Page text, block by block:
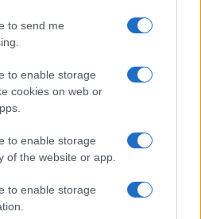
to send me
to enable storage
cookies on web or
to enable storage
of the website or app.
to enable storage
LER MAIS